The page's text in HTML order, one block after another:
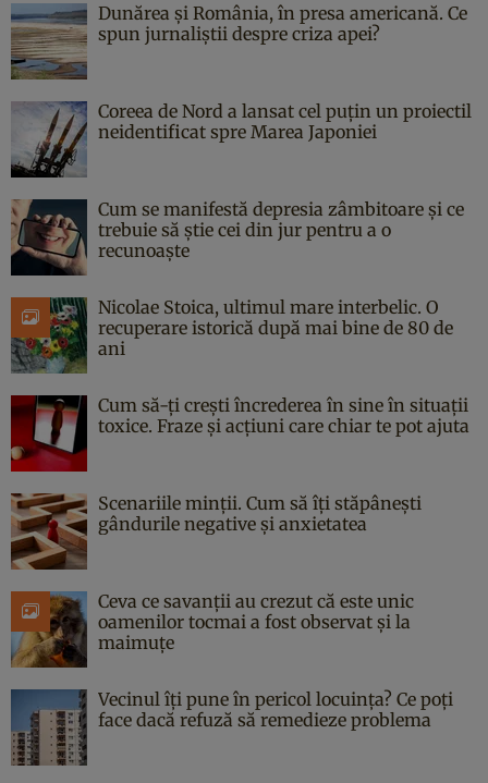
Dunărea și România, în presa americană. Ce
spun jurnaliștii despre criza apei?
Coreea de Nord a lansat cel puțin un proiectil
neidentificat spre Marea Japoniei
Cum se manifestă depresia zâmbitoare și ce
trebuie să știe cei din jur pentru a o
recunoaște
Nicolae Stoica, ultimul mare interbelic. O
recuperare istorică după mai bine de 80 de
ani
Cum să-ți crești încrederea în sine în situații
toxice. Fraze și acțiuni care chiar te pot ajuta
Scenariile minții. Cum să îți stăpânești
gândurile negative și anxietatea
Ceva ce savanții au crezut că este unic
oamenilor tocmai a fost observat și la
maimuțe
Vecinul îți pune în pericol locuința? Ce poți
face dacă refuză să remedieze problema